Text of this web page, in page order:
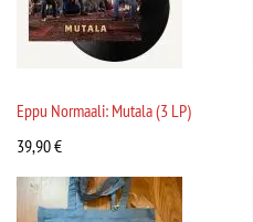
Eppu Normaali: Mutala (3 LP)
39,90€